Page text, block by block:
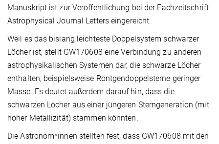
Manuskript ist zur Veröffentlichung bei der Fachzeitschrift
Astrophysical Journal Letters eingereicht.
Weil es das bislang leichteste Doppelsystem schwarzer
Löcher ist, stellt GW170608 eine Verbindung zu anderen
astrophysikalischen Systemen dar, die schwarze Löcher
enthalten, beispielsweise Röntgendoppelsterne geringer
Masse. Es deutet außerdem darauf hin, dass die
schwarzen Löcher aus einer jüngeren Sterngeneration (mit
hoher Metallizität) stammen könnten.
Die Astronom*innen stellten fest, dass GW170608 mit den